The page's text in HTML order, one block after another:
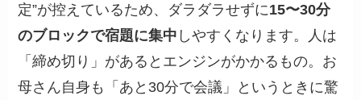
定”が控えているため、ダラダラせずに15〜30分
のブロックで宿題に集中 しやすくなります。人は
「締め切り」があるとエンジンがかかるもの。お
母さん自身も「あと30分で会議」というときに驚